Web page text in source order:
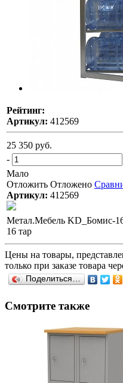
Рейтинг:
Артикул: 412569
25 350 руб.
-
Мало
Отложить Отложено
Артикул: 412569
Метал.Мебель KD_Бомис-
16 тар
Цены на товары,
только при заказе товара
Поделиться…
Смотрите также